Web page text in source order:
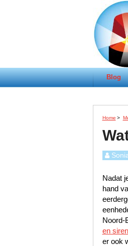
Blog
Home >
Nadat
hand
Noord-
en
er ook